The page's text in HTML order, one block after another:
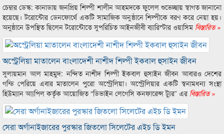
চেম্বার ডেস্ক: কানাডায় জনপ্রিয় শিল্পী শালীন আহমদকে ফুলেল শুভেচ্ছায় স্বাগত জানানো
হয়েছে। টরোন্টোর ডেনফোর্থে একটি সামাজিক অনুষ্ঠানে শিল্পীকে বরণ করে নেয়া হয়।
অনুষ্ঠানে উপস্থিত ছিলেন টরোন্টোতে সুপরিচিত আইনজীবী ব্যারিস্টার ওয়াসিম বিস্তারিত »
অস্ট্রেলিয়া মাতালেন বাংলাদেশী নাশীদ শিল্পী ইকবাল হুসাইন জীবন
সুলায়মান আল মাহমুদ: নন্দিত নাশীদ শিল্পী ইকবাল হুসাইন জীবন আবারও দেশের
গন্ডি পেরিয়ে এবার মাতালেন পুরো অস্ট্রেলিয়া। অস্ট্রেলিয়ার একটি স্বনামধন্য সংস্থা
হিউম্যান আ্যপিল কর্তৃক আয়োজিত “ডিভাইন লেগেসি কনফারেন্স ট্যুর” এর বিস্তারিত »
সেরা অর্গানাইজারের পুরস্কার জিতলো সিলেটের এইচ ডি ইমন